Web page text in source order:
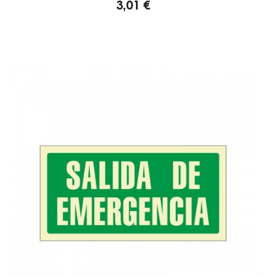
3,01 €